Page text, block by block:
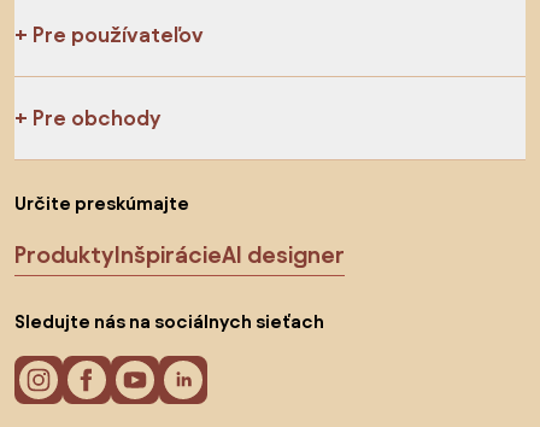
Pre používateľov
Pre obchody
Určite preskúmajte
ProduktyInšpirácieAI designer
Sledujte nás na sociálnych sieťach